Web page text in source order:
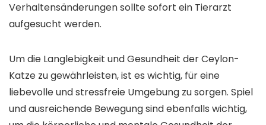
Verhaltensänderungen sollte sofort ein Tierarzt
aufgesucht werden.
Um die Langlebigkeit und Gesundheit der Ceylon-
Katze zu gewährleisten, ist es wichtig, für eine
liebevolle und stressfreie Umgebung zu sorgen. Spiel
und ausreichende Bewegung sind ebenfalls wichtig,